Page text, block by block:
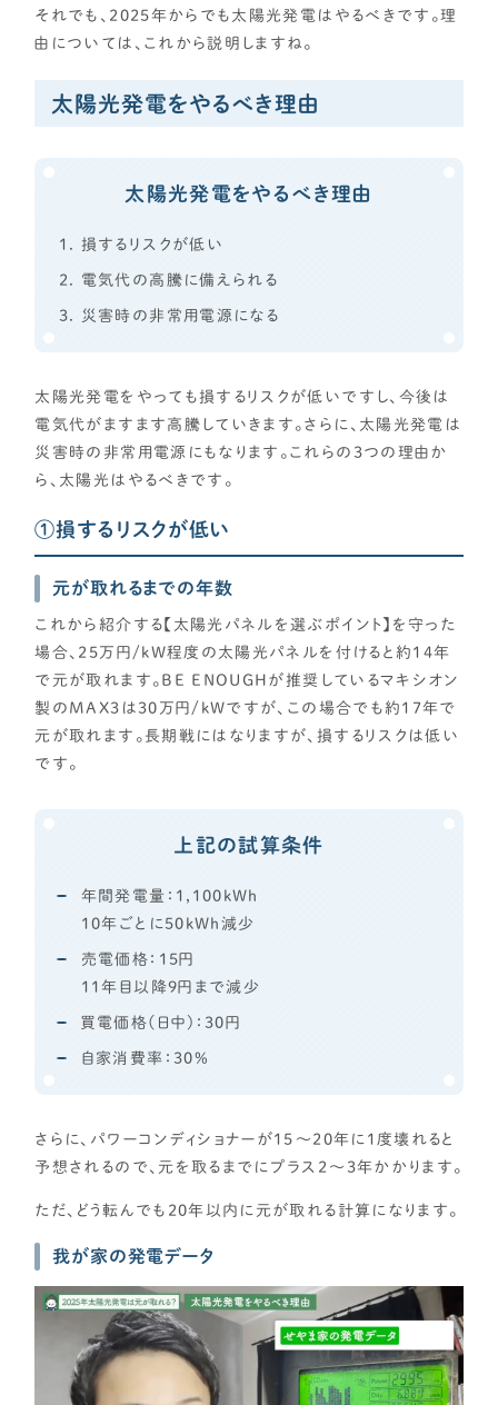
それでも、2025年からでも太陽光発電はやるべきです。理
由については、これから説明しますね。
太陽光発電をやるべき理由
太陽光発電をやるべき理由
損するリスクが低い
電気代の高騰に備えられる
災害時の非常用電源になる
太陽光発電をやっても損するリスクが低いですし、今後は
電気代がますます高騰していきます。さらに、太陽光発電は
災害時の非常用電源にもなります。これらの3つの理由か
ら、太陽光はやるべきです。
①損するリスクが低い
元が取れるまでの年数
これから紹介する【太陽光パネルを選ぶポイント】を守った
場合、25万円/kW程度の太陽光パネルを付けると約14年
で元が取れます。BE ENOUGHが推奨しているマキシオン
製のMAX3は30万円/kWですが、この場合でも約17年で
元が取れます。長期戦にはなりますが、損するリスクは低い
です。
上記の試算条件
年間発電量：1,100kWh
10年ごとに50kWh減少
売電価格：15円
11年目以降9円まで減少
買電価格(日中)：30円
自家消費率：30%
さらに、パワーコンディショナーが15～20年に1度壊れると
予想されるので、元を取るまでにプラス2～3年かかります。
ただ、どう転んでも20年以内に元が取れる計算になります。
我が家の発電データ